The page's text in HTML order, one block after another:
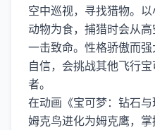
空中巡视，寻找猎物。
动物为食，捕猎时会从
一击致命。性格骄傲而
自信，会挑战其他飞行
者。
在动画《宝可梦：钻石
姆克鸟进化为姆克鹰，